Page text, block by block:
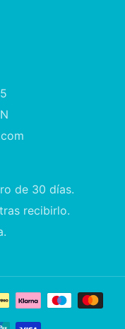
de 30 días.
recibirlo.